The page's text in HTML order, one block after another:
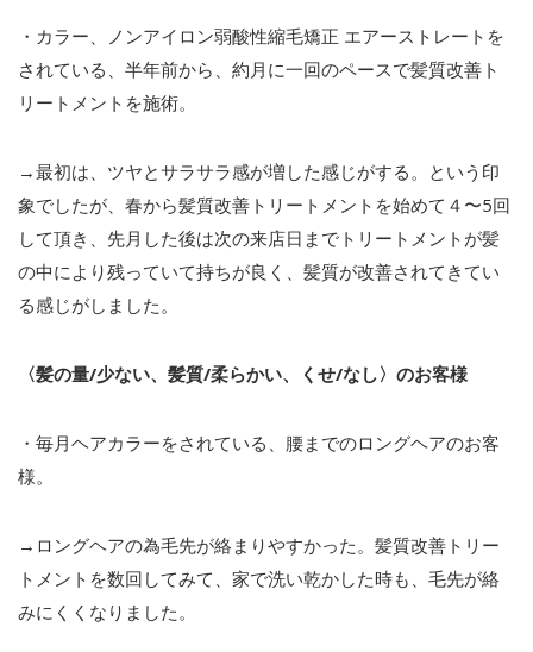
・カラー、ノンアイロン弱酸性縮毛矯正 エアーストレートを
されている、半年前から、約月に一回のペースで髪質改善ト
リートメントを施術。
→最初は、ツヤとサラサラ感が増した感じがする。という印
象でしたが、春から髪質改善トリートメントを始めて４〜5回
して頂き、先月した後は次の来店日までトリートメントが髪
の中により残っていて持ちが良く、髪質が改善されてきてい
る感じがしました。
〈髪の量/少ない、髪質/柔らかい、くせ/なし〉のお客様
・毎月ヘアカラーをされている、腰までのロングヘアのお客
様。
→ロングヘアの為毛先が絡まりやすかった。髪質改善トリー
トメントを数回してみて、家で洗い乾かした時も、毛先が絡
みにくくなりました。